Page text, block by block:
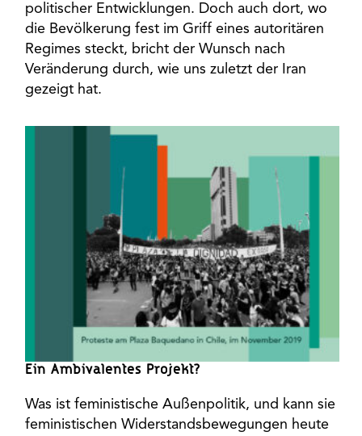
politischer Entwicklungen. Doch auch dort, wo
die Bevölkerung fest im Griff eines autoritären
Regimes steckt, bricht der Wunsch nach
Veränderung durch, wie uns zuletzt der Iran
gezeigt hat.
Ein Ambivalentes Projekt?
Was ist feministische Außenpolitik, und kann sie
feministischen Widerstandsbewegungen heute